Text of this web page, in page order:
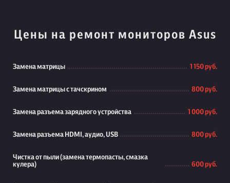
Цены на ремонт мониторов Asus
Замена матрицы 1 150 руб.
Замена матрицы с тачскрином 800 руб.
Замена разъема зарядного устройства 1 000 руб.
Замена разъема HDMI, аудио, USB 800 руб.
Чистка от пыли (замена термопасты, смазка
кулера)
600 руб.